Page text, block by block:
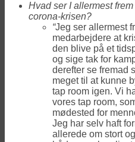
Hvad ser I allermest
corona-krisen?
“Jeg ser allermest
medarbejdere at
den blive på et
og sige tak for
derefter se fremad
meget til at kunne
tap room igen. Vi
vores tap room,
mødested for
Jeg har selv haft
allerede om stort